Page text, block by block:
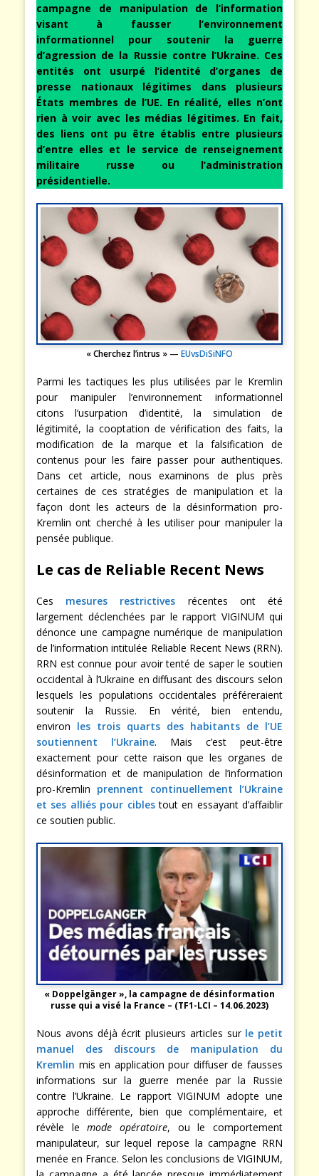
campagne de manipulation de l’information
visant à fausser l’environnement
informationnel pour soutenir la guerre
d’agression de la Russie contre l’Ukraine. Ces
entités ont usurpé l’identité d’organes de
presse nationaux légitimes dans plusieurs
États membres de l’UE. En réalité, elles n’ont
rien à voir avec les médias légitimes. En fait,
des liens ont pu être établis entre plusieurs
d’entre elles et le service de renseignement
militaire russe ou l’administration
présidentielle.
« Cherchez l’intrus » — EUvsDiSiNFO
Parmi les tactiques les plus utilisées par le Kremlin
pour manipuler l’environnement informationnel
citons l’usurpation d’identité, la simulation de
légitimité, la cooptation de vérification des faits, la
modification de la marque et la falsification de
contenus pour les faire passer pour authentiques.
Dans cet article, nous examinons de plus près
certaines de ces stratégies de manipulation et la
façon dont les acteurs de la désinformation pro-
Kremlin ont cherché à les utiliser pour manipuler la
pensée publique.
Le cas de Reliable Recent News
Ces mesures restrictives récentes ont été
largement déclenchées par le rapport VIGINUM qui
dénonce une campagne numérique de manipulation
de l’information intitulée Reliable Recent News (RRN).
RRN est connue pour avoir tenté de saper le soutien
occidental à l’Ukraine en diffusant des discours selon
lesquels les populations occidentales préféreraient
soutenir la Russie. En vérité, bien entendu,
environ les trois quarts des habitants de l’UE
soutiennent l’Ukraine. Mais c’est peut-être
exactement pour cette raison que les organes de
désinformation et de manipulation de l’information
pro-Kremlin prennent continuellement l’Ukraine
et ses alliés pour ciblestout en essayant d’affaiblir
ce soutien public.
« Doppelgänger », la campagne de désinformation
russe qui a visé la France – (TF1-LCI – 14.06.2023)
Nous avons déjà écrit plusieurs articles sur le petit
manuel des discours de manipulation du
Kremlin mis en application pour diffuser de fausses
informations sur la guerre menée par la Russie
contre l’Ukraine. Le rapport VIGINUM adopte une
approche différente, bien que complémentaire, et
révèle lemode opératoire, ou le comportement
manipulateur, sur lequel repose la campagne RRN
menée en France. Selon les conclusions de VIGINUM,